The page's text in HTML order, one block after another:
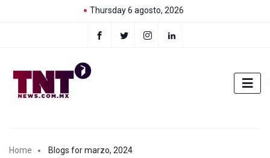
Thursday 6 agosto, 2026
Home Blogs for marzo, 2024